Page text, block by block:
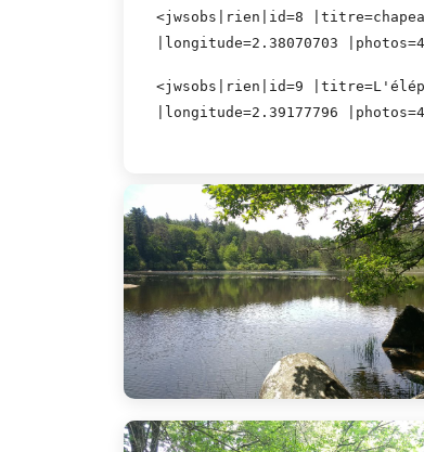
<jwsobs|rien|id=8
|longitude=2.38070703
<jwsobs|rien|id=9
|longitude=2.39177796